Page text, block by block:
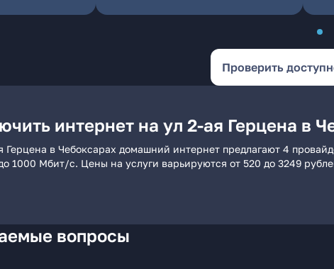
Проверить
интернет на ул 2-ая Герцена в
Герцена в Чебоксарах домашний интернет предлагают 4
1000 Мбит/с. Цены на услуги варьируются от 520 до 3249
вопросы